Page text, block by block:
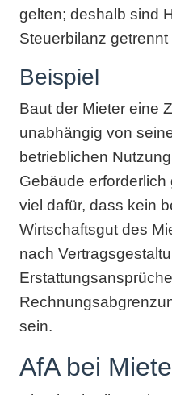
gelten; deshalb sind
Steuerbilanz getrennt
Beispiel
Baut der Mieter eine
unabhängig von
betrieblichen
Gebäude
viel dafür, dass kein
Wirtschaftsgut des
nach
sein.
AfA bei